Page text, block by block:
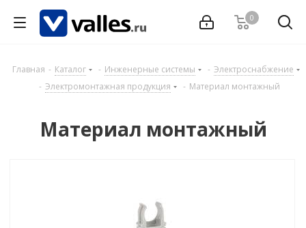
0
Главная - Каталог - Инженерные системы - Электроснабжение
- Электромонтажная продукция - Материал монтажный
Материал монтажный